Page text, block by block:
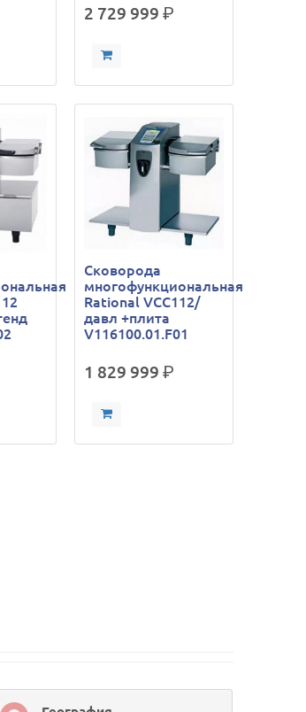
2 729 999 р.
Сковорода
многофункциональная
Rational VCC112/
давл +плита
V116100.01.F01
1 829 999 р.